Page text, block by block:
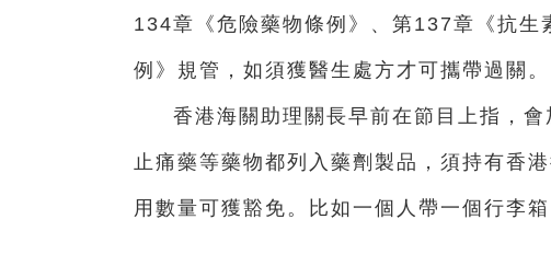
134章《危險藥物條例》、第137章《抗
例》規管，如須獲醫生處方才可攜帶過關。
香港海關助理關長早前在節目上指，
止痛藥等藥物都列入藥劑製品，須持有香
用數量可獲豁免。比如一個人帶一個行李